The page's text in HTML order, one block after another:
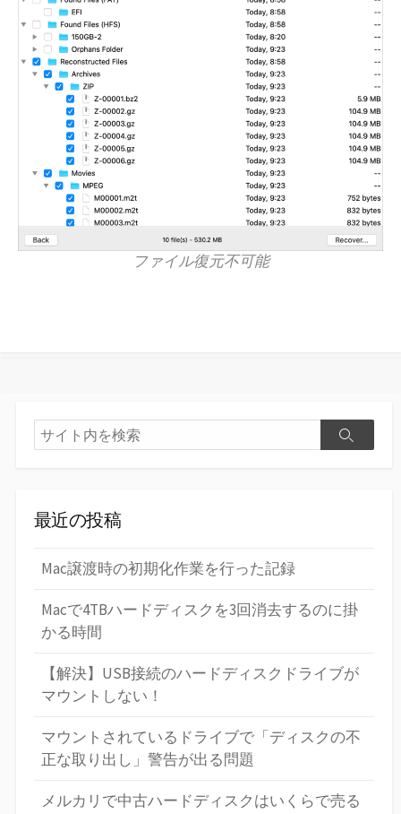
ファイル復元不可能
検
索
検
最近の投稿
Mac譲渡時の初期化作業を行った記録
Macで4TBハードディスクを3回消去するのに掛
かる時間
【解決】USB接続のハードディスクドライブが
マウントしない！
マウントされているドライブで「ディスクの不
正な取り出し」警告が出る問題
メルカリで中古ハードディスクはいくらで売る